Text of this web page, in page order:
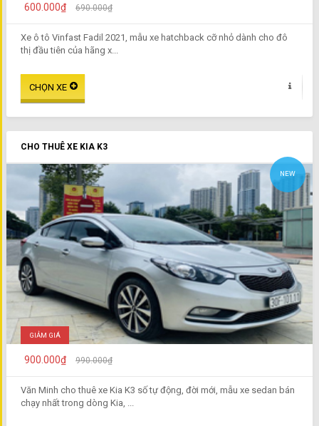
600.000₫ 690.000₫
Xe ô tô Vinfast Fadil 2021, mẫu xe hatchback cỡ nhỏ dành cho đô
thị đầu tiên của hãng x...
CHO THUÊ XE KIA K3
NEW
GIẢM GIÁ
900.000₫ 990.000₫
Văn Minh cho thuê xe Kia K3 số tự động, đời mới, mẫu xe sedan bán
chạy nhất trong dòng Kia, ...